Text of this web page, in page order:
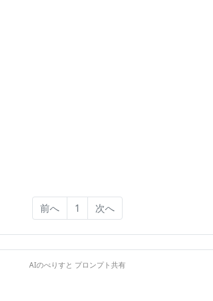
前へ 1 次へ
AIのべりすと プロンプト共有